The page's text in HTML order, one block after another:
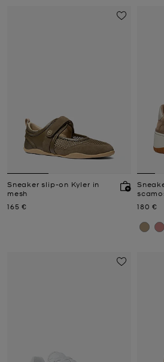
Sneaker slip-on Kyler in
mesh
Prezzo attuale
165 € 180 €